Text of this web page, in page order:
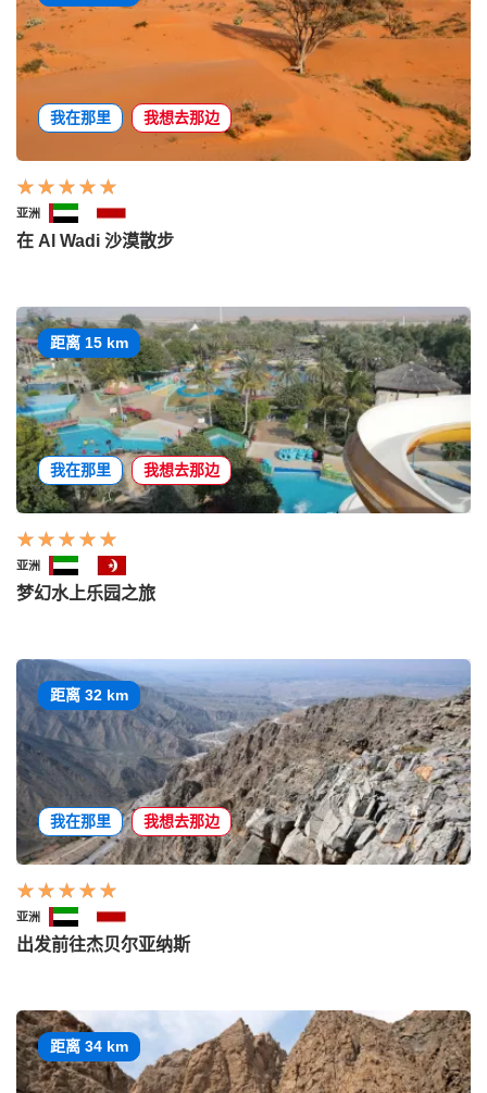
我在那里 我想去那边
亚洲
在 Al Wadi 沙漠散步
距离 15 km
我在那里 我想去那边
亚洲
梦幻水上乐园之旅
距离 32 km
我在那里 我想去那边
亚洲
出发前往杰贝尔亚纳斯
距离 34 km